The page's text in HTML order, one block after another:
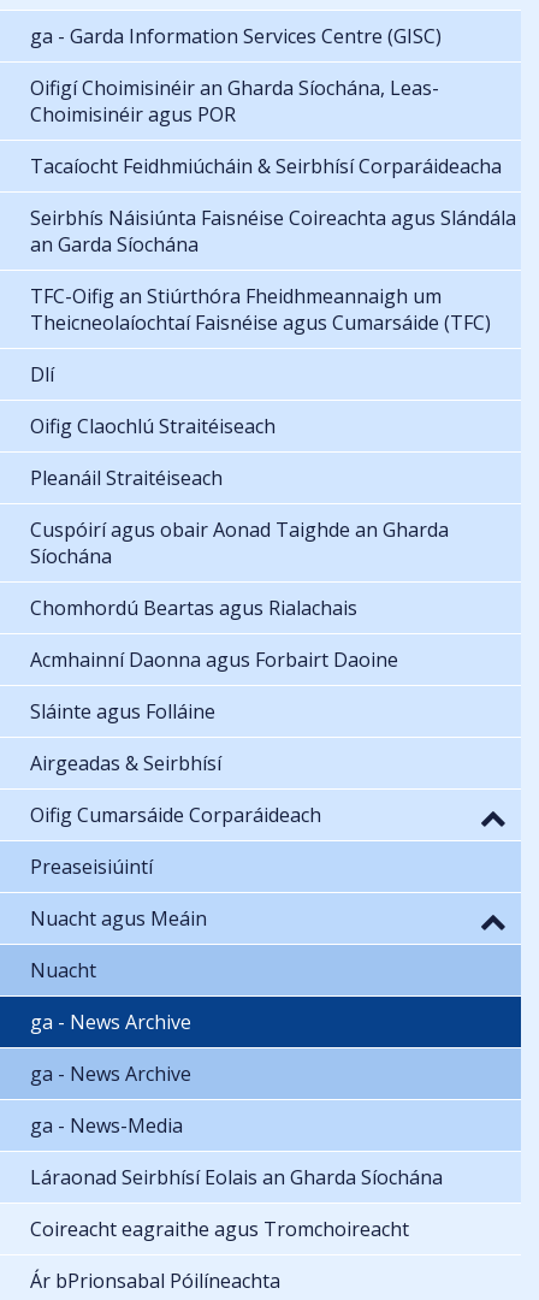
ga - Garda Information Services Centre (GISC)
Oifigí Choimisinéir an Gharda Síochána, Leas-
Choimisinéir agus POR
Tacaíocht Feidhmiúcháin & Seirbhísí Corparáideacha
Seirbhís Náisiúnta Faisnéise Coireachta agus Slándála
an Garda Síochána
TFC-Oifig an Stiúrthóra Fheidhmeannaigh um
Theicneolaíochtaí Faisnéise agus Cumarsáide (TFC)
Dlí
Oifig Claochlú Straitéiseach
Pleanáil Straitéiseach
Cuspóirí agus obair Aonad Taighde an Gharda
Síochána
Chomhordú Beartas agus Rialachais
Acmhainní Daonna agus Forbairt Daoine
Sláinte agus Folláine
Airgeadas & Seirbhísí
Oifig Cumarsáide Corparáideach
Preaseisiúintí
Nuacht agus Meáin
Nuacht
ga - News Archive
ga - News Archive
ga - News-Media
Láraonad Seirbhísí Eolais an Gharda Síochána
Coireacht eagraithe agus Tromchoireacht
Ár bPrionsabal Póilíneachta